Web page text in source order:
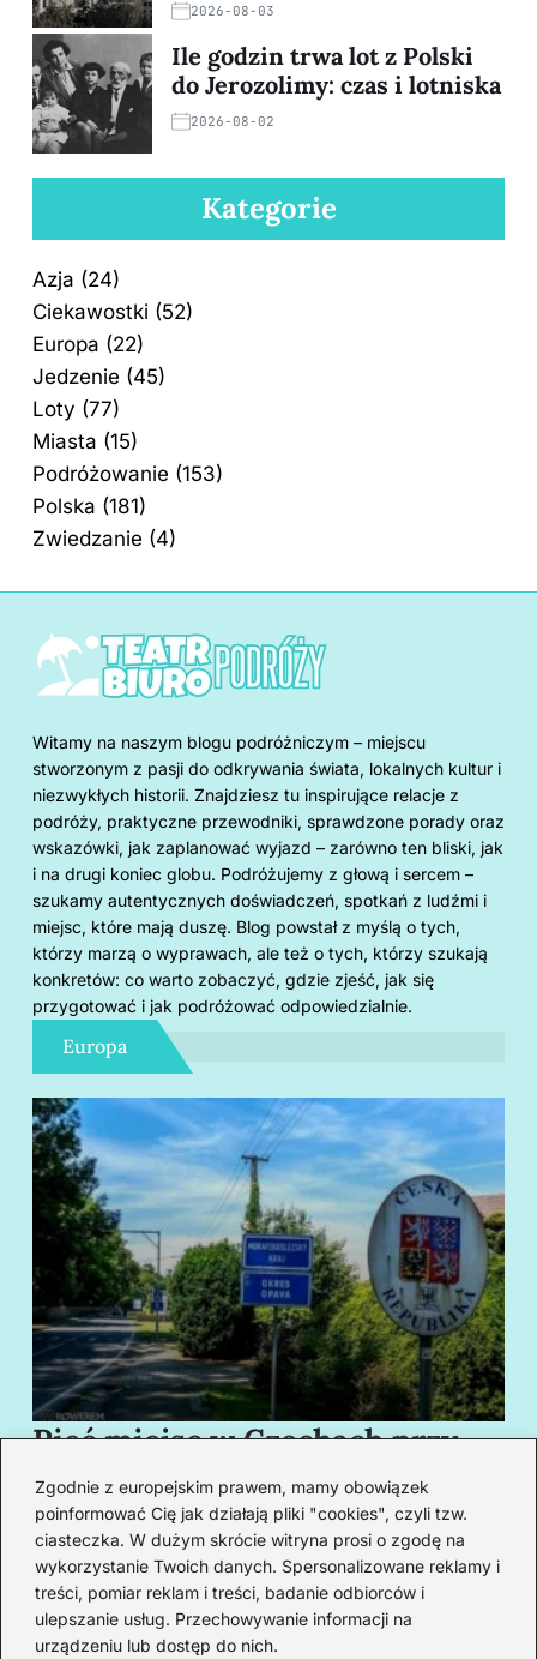
Zgodnie z europejskim prawem, mamy obowiązek
poinformować Cię jak działają pliki "cookies", czyli tzw.
ciasteczka. W dużym skrócie witryna prosi o zgodę na
wykorzystanie Twoich danych. Spersonalizowane reklamy i
treści, pomiar reklam i treści, badanie odbiorców i
ulepszanie usług. Przechowywanie informacji na
urządzeniu lub dostęp do nich.
2026-08-03
Ile godzin trwa lot z Polski
do Jerozolimy: czas i lotniska
2026-08-02
Kategorie
Azja (24)
Ciekawostki (52)
Europa (22)
Jedzenie (45)
Loty (77)
Miasta (15)
Podróżowanie (153)
Polska (181)
Zwiedzanie (4)
Witamy na naszym blogu podróżniczym – miejscu
stworzonym z pasji do odkrywania świata, lokalnych kultur i
niezwykłych historii. Znajdziesz tu inspirujące relacje z
podróży, praktyczne przewodniki, sprawdzone porady oraz
wskazówki, jak zaplanować wyjazd – zarówno ten bliski, jak
i na drugi koniec globu. Podróżujemy z głową i sercem –
szukamy autentycznych doświadczeń, spotkań z ludźmi i
miejsc, które mają duszę. Blog powstał z myślą o tych,
którzy marzą o wyprawach, ale też o tych, którzy szukają
konkretów: co warto zobaczyć, gdzie zjeść, jak się
przygotować i jak podróżować odpowiedzialnie.
Europa
Pięć miejsc w Czechach przy
granicy, które cię oczarują
swoim urokiem
Redakcja
Od lat podróżuję, by poznawać świat z bliska – nie tylko